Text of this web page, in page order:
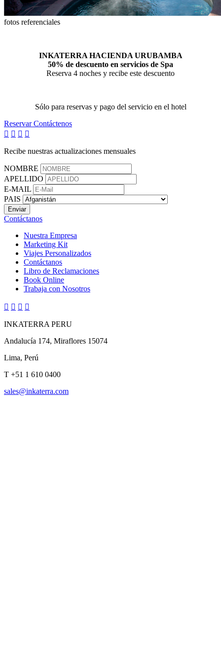
fotos referenciales
INKATERRA HACIENDA URUBAMBA
50% de descuento en servicios de Spa
Reserva 4 noches y recibe este descuento
Sólo para reservas y pago del servicio en el hotel
ReservarContáctenos
   
Recibe nuestras actualizaciones mensuales
NOMBRE
APELLIDO
E-MAIL
PAIS
Contáctanos
Nuestra Empresa
Marketing Kit
Viajes Personalizados
Contáctanos
Libro de Reclamaciones
Book Online
Trabaja con Nosotros
   
INKATERRA PERU
Andalucía 174, Miraflores 15074
Lima, Perú
T +51 1 610 0400
sales@inkaterra.com